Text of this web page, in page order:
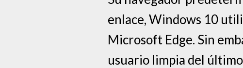
enlace, Windows 10
Microsoft Edge. Sin
usuario limpia del